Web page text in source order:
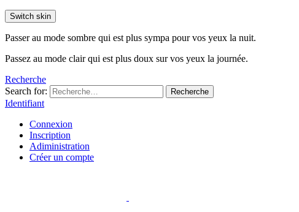
Switch skin
Passer au mode sombre qui est plus sympa pour vos yeux la nuit.
Passez au mode clair qui est plus doux sur vos yeux la journée.
Recherche
Search for:
Recherche
Identifiant
Connexion
Inscription
Adiministration
Créer un compte